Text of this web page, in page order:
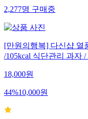
2,277명구매중
[만원의행복] 다신샵 열
/105kcal 식단관리 과자
18,000원
44%10,000원